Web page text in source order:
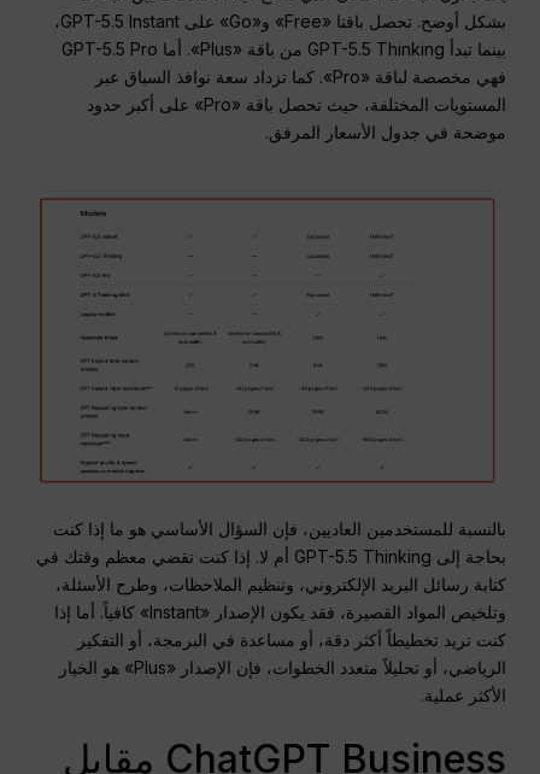
بشكل أوضح. تحصل باقتا «Free» و«Go» على GPT-5.5 Instant،
بينما تبدأ GPT-5.5 Thinking من باقة «Plus». أما GPT-5.5 Pro
فهي مخصصة لباقة «Pro». كما تزداد سعة نوافذ السياق عبر
المستويات المختلفة، حيث تحصل باقة «Pro» على أكبر حدود
موضحة في جدول الأسعار المرفق.
بالنسبة للمستخدمين العاديين، فإن السؤال الأساسي هو ما إذا كنت
بحاجة إلى GPT-5.5 Thinking أم لا. إذا كنت تقضي معظم وقتك في
كتابة رسائل البريد الإلكتروني، وتنظيم الملاحظات، وطرح الأسئلة،
وتلخيص المواد القصيرة، فقد يكون الإصدار «Instant» كافياً. أما إذا
كنت تريد تخطيطاً أكثر دقة، أو مساعدة في البرمجة، أو التفكير
الرياضي، أو تحليلاً متعدد الخطوات، فإن الإصدار «Plus» هو الخيار
الأكثر عملية.
ChatGPT Business مقابل